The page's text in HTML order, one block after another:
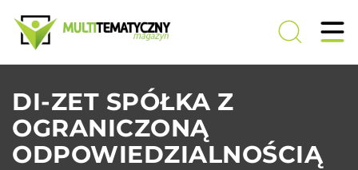
DI-ZET SPÓŁKA Z
OGRANICZONĄ
ODPOWIEDZIALNOŚCIĄ